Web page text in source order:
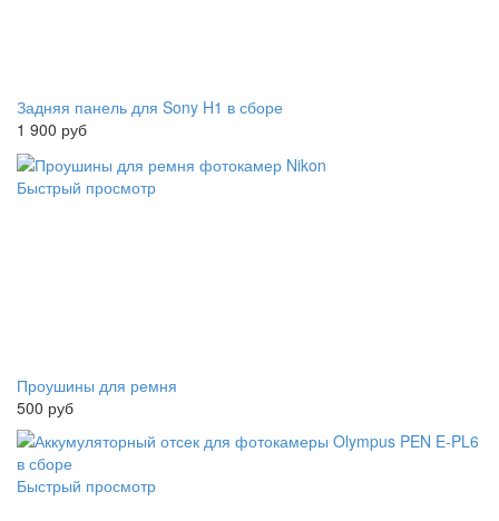
Задняя панель для Sony H1 в сборе
1 900 руб
Быстрый просмотр
Проушины для ремня
500 руб
Быстрый просмотр